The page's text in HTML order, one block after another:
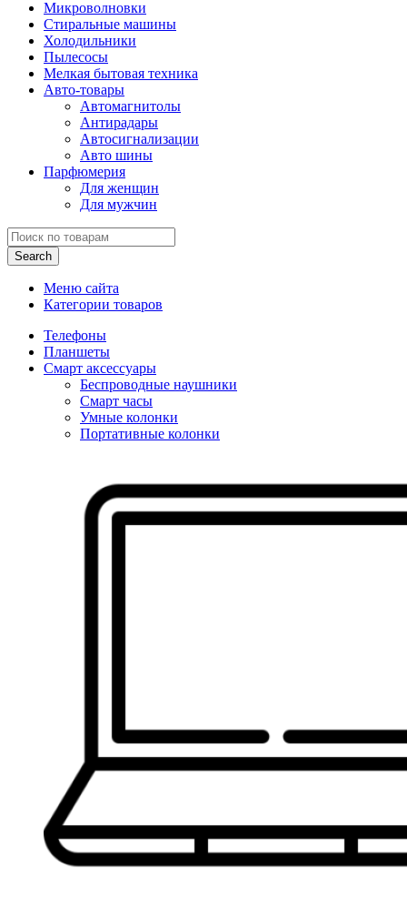
Микроволновки
Стиральные машины
Холодильники
Пылесосы
Мелкая бытовая техника
Авто-товары
Автомагнитолы
Антирадары
Автосигнализации
Авто шины
Парфюмерия
Для женщин
Для мужчин
Search
Меню сайта
Категории товаров
Телефоны
Планшеты
Смарт аксессуары
Беспроводные наушники
Смарт часы
Умные колонки
Портативные колонки